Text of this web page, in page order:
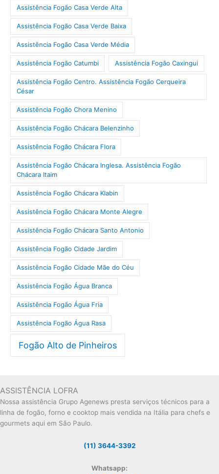
Assistência Fogão Casa Verde Alta
Assistência Fogão Casa Verde Baixa
Assistência Fogão Casa Verde Média
Assistência Fogão Catumbi Assistência Fogão Caxingui
Assistência Fogão Centro. Assistência Fogão Cerqueira
César
Assistência Fogão Chora Menino
Assistência Fogão Chácara Belenzinho
Assistência Fogão Chácara Flora
Assistência Fogão Chácara Inglesa. Assistência Fogão
Chácara Itaim
Assistência Fogão Chácara Klabin
Assistência Fogão Chácara Monte Alegre
Assistência Fogão Chácara Santo Antonio
Assistência Fogão Cidade Jardim
Assistência Fogão Cidade Mãe do Céu
Assistência Fogão Água Branca
Assistência Fogão Água Fria
Assistência Fogão Água Rasa
Fogão Alto de Pinheiros
ASSISTÊNCIA LOFRA
Nossa assistência Grupo Agenews presta serviços técnicos para a
linha de fogão, forno e cooktop mais vendida na Itália para chefs e
gourmets aqui em São Paulo.
(11) 3644-3392
Whatsapp: